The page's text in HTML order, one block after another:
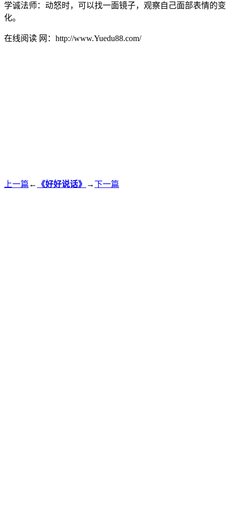
学诚法师：动怒时，可以找一面镜子，观察自己面部表情的变
化。
在线阅读 网：http://www.Yuedu88.com/
上一篇 ← 《好好说话》 →下一篇